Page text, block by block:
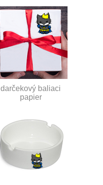
darčekový baliaci
papier